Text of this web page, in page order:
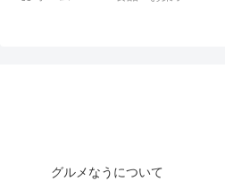
グルメなうについて